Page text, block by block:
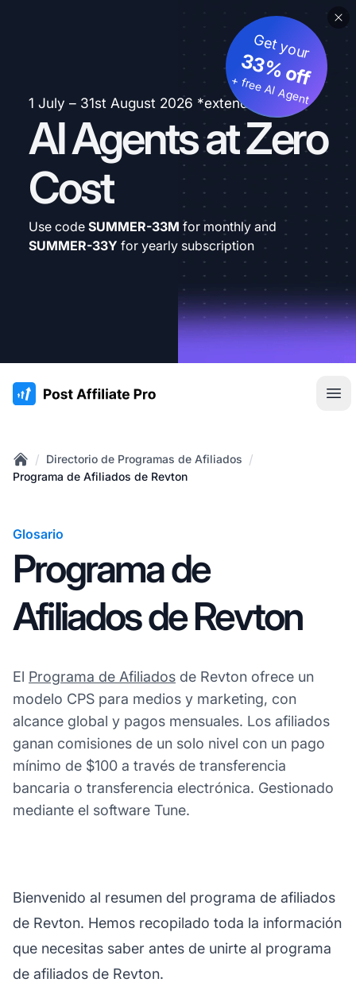
1 July – 31st August 2026 *extended
AI Agents at Zero
Cost
Get your
33% off
+ free AI Agent
Use code SUMMER-33M for monthly and
SUMMER-33Y for yearly subscription
:site.title
Home
/ Directorio de Programas de Afiliados /
Programa de Afiliados de Revton
Glosario
Programa de
Afiliados de Revton
El Programa de Afiliados de Revton ofrece un
modelo CPS para medios y marketing, con
alcance global y pagos mensuales. Los afiliados
ganan comisiones de un solo nivel con un pago
mínimo de $100 a través de transferencia
bancaria o transferencia electrónica. Gestionado
mediante el software Tune.
Bienvenido al resumen del programa de afiliados
de Revton. Hemos recopilado toda la información
que necesitas saber antes de unirte al programa
de afiliados de Revton.